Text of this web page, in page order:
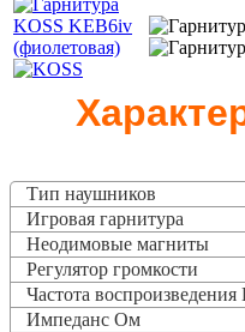
Тип наушников
Игровая гарнитура
Неодимовые магниты
Регулятор громкости
Частота воспроизведения
Импеданс Ом